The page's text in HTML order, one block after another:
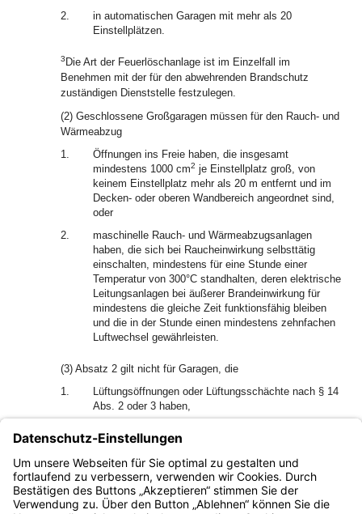
2.
in automatischen Garagen mit mehr als 20
Einstellplätzen.
3 Die Art der Feuerlöschanlage ist im Einzelfall im
Benehmen mit der für den abwehrenden Brandschutz
zuständigen Dienststelle festzulegen.
(2) Geschlossene Großgaragen müssen für den Rauch- und
Wärmeabzug
1.
Öffnungen ins Freie haben, die insgesamt
mindestens 1000 cm2 je Einstellplatz groß, von
keinem Einstellplatz mehr als 20 m entfernt und im
Decken- oder oberen Wandbereich angeordnet sind,
oder
2.
maschinelle Rauch- und Wärmeabzugsanlagen
haben, die sich bei Raucheinwirkung selbsttätig
einschalten, mindestens für eine Stunde einer
Temperatur von 300°C standhalten, deren elektrische
Leitungsanlagen bei äußerer Brandeinwirkung für
mindestens die gleiche Zeit funktionsfähig bleiben
und die in der Stunde einen mindestens zehnfachen
Luftwechsel gewährleisten.
(3) Absatz 2 gilt nicht für Garagen, die
1.
Lüftungsöffnungen oder Lüftungsschächte nach § 14
Abs. 2 oder 3 haben,
Abluftanlage nach § 14 Abs. 4 haben, die
mindestens 12 m Abluft in der Stunde je m
Garagennutzfläche abführen kann.